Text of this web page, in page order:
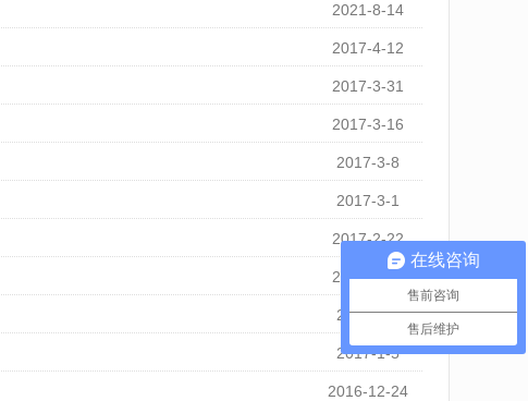
2021-8-14
2017-4-12
2017-3-31
2017-3-16
2017-3-8
2017-3-1
2017-2-22
2017-1-18
2017-1-6
2017-1-5
2016-12-24
在线咨询
售前咨询
售后维护